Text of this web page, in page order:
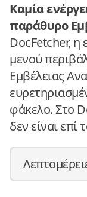
Καμία
παράθυρο
DocFetcher, η
μενού
Εμβέλειας
φάκελο. Στο
δεν είναι επί